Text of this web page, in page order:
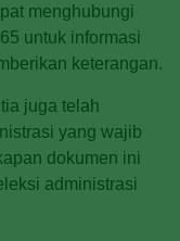
menghubungi
untuk informasi
keterangan.
juga telah
yang wajib
dokumen ini
administrasi